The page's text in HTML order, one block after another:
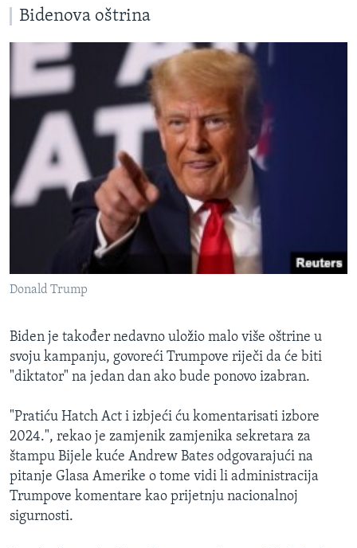
Bidenova oštrina
Donald Trump
Biden je također nedavno uložio malo više oštrine u
svoju kampanju, govoreći Trumpove riječi da će biti
"diktator" na jedan dan ako bude ponovo izabran.
"Pratiću Hatch Act i izbjeći ću komentarisati izbore
2024.", rekao je zamjenik zamjenika sekretara za
štampu Bijele kuće Andrew Bates odgovarajući na
pitanje Glasa Amerike o tome vidi li administracija
Trumpove komentare kao prijetnju nacionalnoj
sigurnosti.